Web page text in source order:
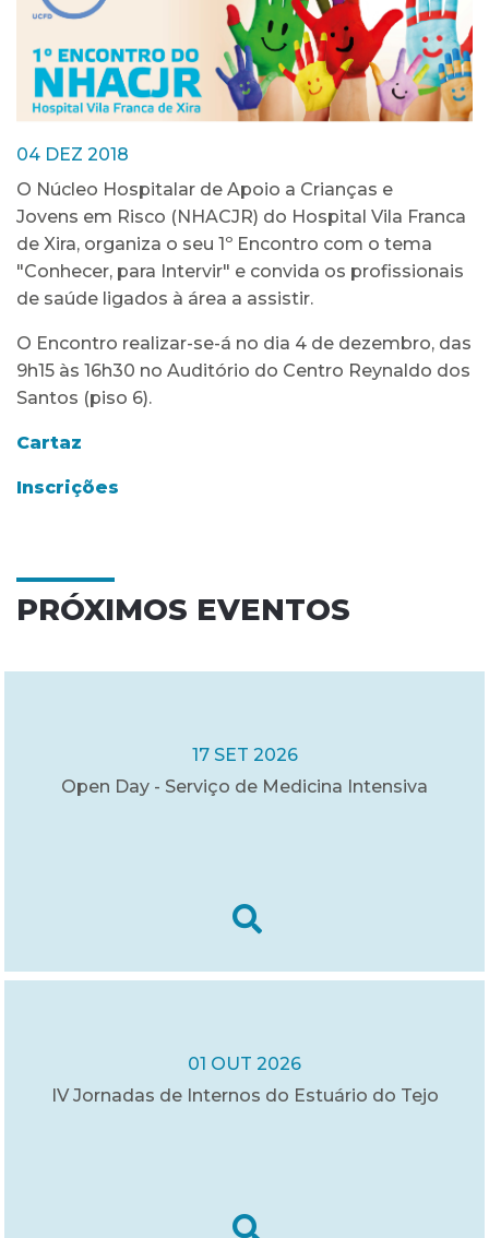
04 DEZ 2018
O Núcleo Hospitalar de Apoio a Crianças e
Jovens em Risco (NHACJR) do Hospital Vila Franca
de Xira, organiza o seu 1º Encontro com o tema
"Conhecer, para Intervir" e convida os profissionais
de saúde ligados à área a assistir.
O Encontro realizar-se-á no dia 4 de dezembro, das
9h15 às 16h30 no Auditório do Centro Reynaldo dos
Santos (piso 6).
Cartaz
Inscrições
PRÓXIMOS EVENTOS
17 SET 2026
Open Day - Serviço de Medicina Intensiva
01 OUT 2026
IV Jornadas de Internos do Estuário do Tejo